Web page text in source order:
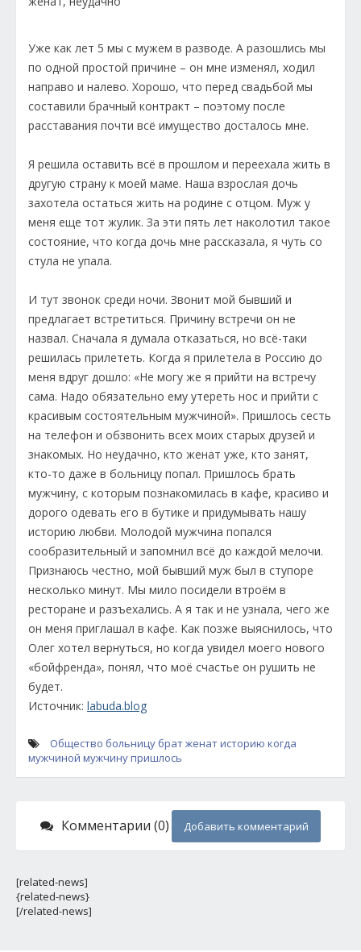
Уже как лет 5 мы с мужем в разводе. А разошлись мы
по одной простой причине – он мне изменял, ходил
направо и налево. Хорошо, что перед свадьбой мы
составили брачный контракт – поэтому после
расставания почти всё имущество досталось мне.
Я решила оставить всё в прошлом и переехала жить в
другую страну к моей маме. Наша взрослая дочь
захотела остаться жить на родине с отцом. Муж у
меня еще тот жулик. За эти пять лет наколотил такое
состояние, что когда дочь мне рассказала, я чуть со
стула не упала.
И тут звонок среди ночи. Звонит мой бывший и
предлагает встретиться. Причину встречи он не
назвал. Сначала я думала отказаться, но всё-таки
решилась прилететь. Когда я прилетела в Россию до
меня вдруг дошло: «Не могу же я прийти на встречу
сама. Надо обязательно ему утереть нос и прийти с
красивым состоятельным мужчиной». Пришлось сесть
на телефон и обзвонить всех моих старых друзей и
знакомых. Но неудачно, кто женат уже, кто занят,
кто-то даже в больницу попал. Пришлось брать
мужчину, с которым познакомилась в кафе, красиво и
дорого одевать его в бутике и придумывать нашу
историю любви. Молодой мужчина попался
сообразительный и запомнил всё до каждой мелочи.
Признаюсь честно, мой бывший муж был в ступоре
несколько минут. Мы мило посидели втроём в
ресторане и разъехались. А я так и не узнала, чего же
он меня приглашал в кафе. Как позже выяснилось, что
Олег хотел вернуться, но когда увидел моего нового
«бойфренда», понял, что моё счастье он рушить не
будет.
Источник: labuda.blog
Общество больницу братженатисторию когда
мужчиной мужчинупришлось
Комментарии (0) Добавить комментарий
[related-news]
{related-news}
[/related-news]